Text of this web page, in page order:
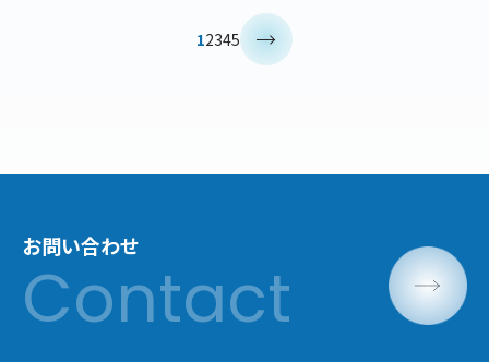
12345
お問い合わせ